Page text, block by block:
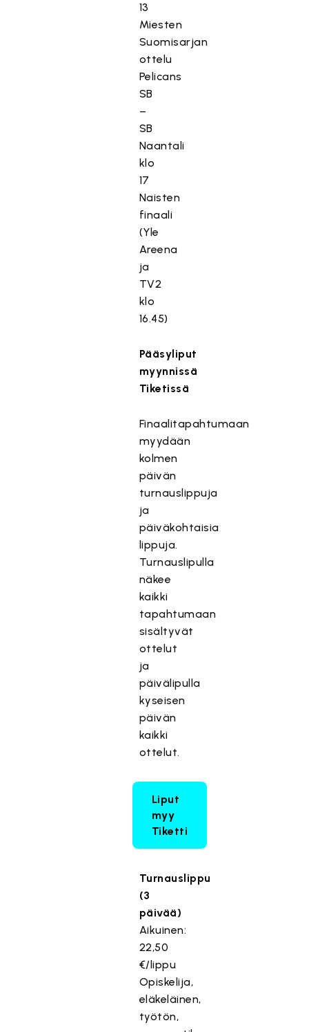
13
Miesten
Suomisarjan
ottelu
Pelicans
SB
–
SB
Naantali
klo
17
Naisten
finaali
(Yle
Areena
ja
TV2
klo
16.45)
Pääsyliput
myynnissä
Tiketissä
Finaalitapahtumaan
myydään
kolmen
päivän
turnauslippuja
ja
päiväkohtaisia
lippuja.
Turnauslipulla
näkee
kaikki
tapahtumaan
sisältyvät
ottelut
ja
päivälipulla
kyseisen
päivän
kaikki
ottelut.
Liput
myy
Tiketti
Turnauslippu
(3
päivää)
Aikuinen:
22,50
€/lippu
Opiskelija,
eläkeläinen,
työtön,